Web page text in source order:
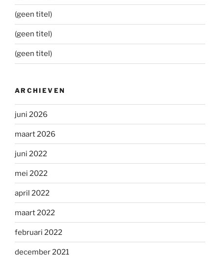
(geen titel)
(geen titel)
(geen titel)
ARCHIEVEN
juni 2026
maart 2026
juni 2022
mei 2022
april 2022
maart 2022
februari 2022
december 2021